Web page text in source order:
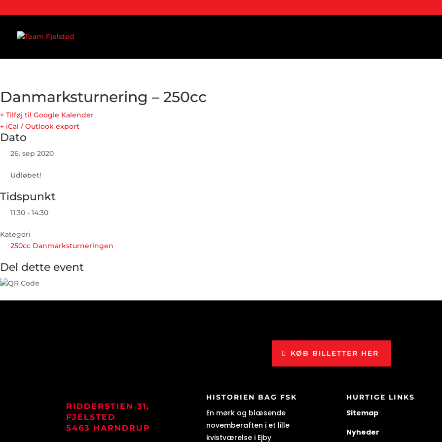
Danmarksturnering – 250cc
+ Tilføj til Google Kalender
+ iCal / Outlook export
Dato
26. sep 2020
Udløbet!
Tidspunkt
11:30 - 14:30
Kategori
250cc Danmarksturneringen
Del dette event
KØB BILLETTER HER
RIDDERSTIEN 31,
FJELSTED
5463 HARNDRUP
HISTORIEN BAG FSK
En mørk og blæsende
novemberaften i et lille
kvistværelse i Ejby
HURTIGE LINKS
Sitemap
Nyheder